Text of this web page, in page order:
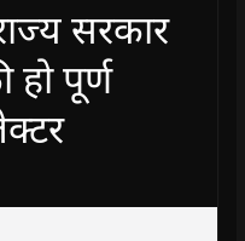
सरकार
पूर्ण